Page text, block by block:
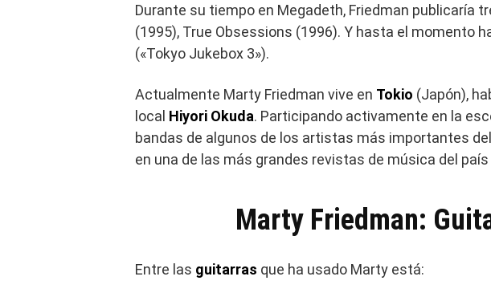
Durante su tiempo en Megadeth, Friedman publicaría
(1995), True Obsessions (1996). Y hasta el momento
(«Tokyo Jukebox 3»).
Actualmente Marty Friedman vive en Tokio (Japón),
local Hiyori Okuda. Participando activamente en la
bandas de algunos de los artistas más importantes
en una de las más grandes revistas de música del
Marty Friedman:
Entre las guitarras que ha usado Marty está: